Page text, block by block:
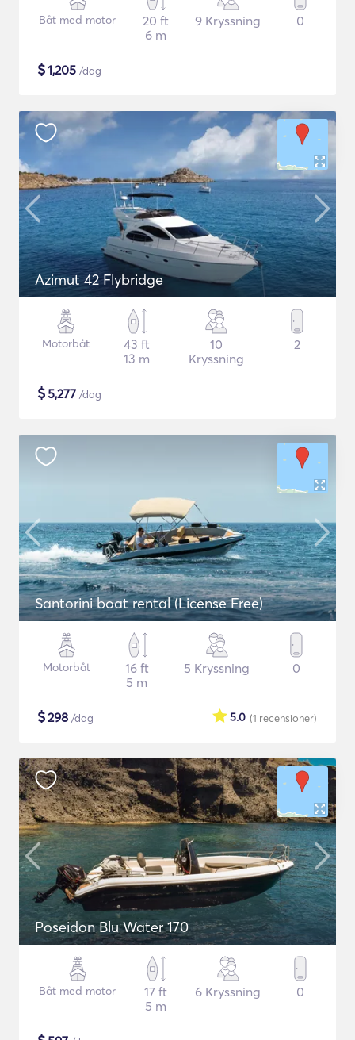
Båt med motor
20 ft
6 m
9 Kryssning 0
$1,205 /dag
Azimut 42 Flybridge
Motorbåt
43 ft
13 m
10
Kryssning
2
$5,277 /dag
Santorini boat rental (License Free)
Motorbåt
16 ft
5 m
5 Kryssning 0
$298 /dag (1 recensioner)
5.0
Poseidon Blu Water 170
Båt med motor
17 ft
5 m
6 Kryssning 0